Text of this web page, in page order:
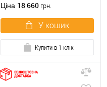
Ціна 18 660 грн.
У кошик
Купити в 1 клік